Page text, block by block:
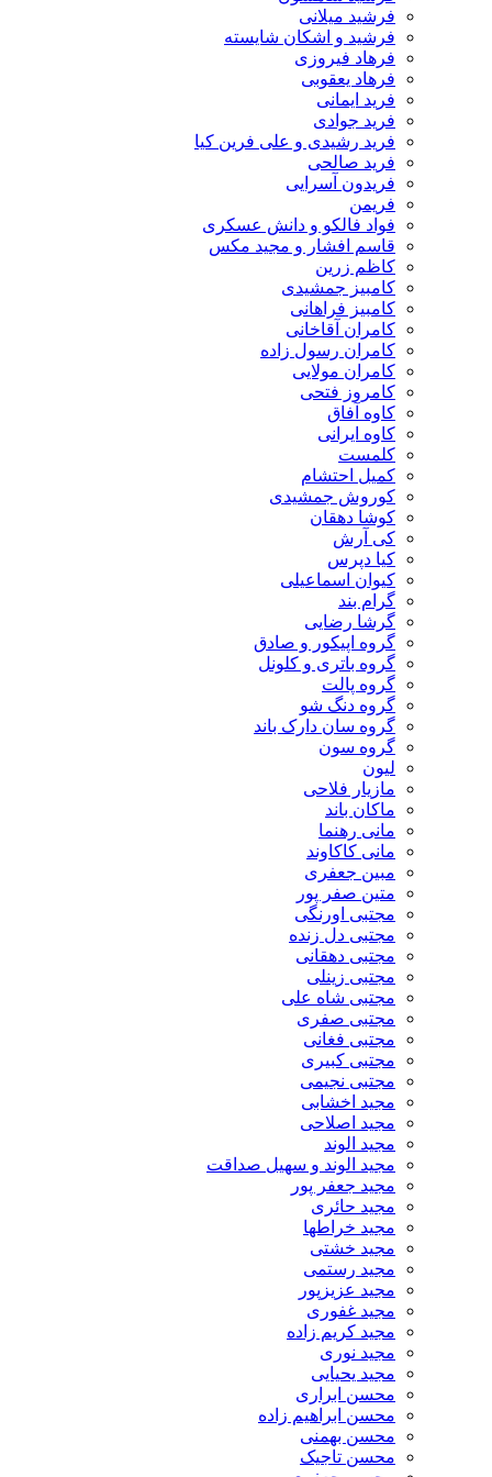
فرشید میلانی
فرشید و اشکان شایسته
فرهاد فیروزی
فرهاد یعقوبی
فرید ایمانی
فرید جوادی
فرید رشیدی و علی فرین کیا
فرید صالحی
فریدون آسرایی
فریمن
فواد فالکو و دانش عسکری
قاسم افشار و مجید مکس
کاظم زرین
کامبیز جمشیدی
کامبیز فراهانی
کامران آقاخانی
کامران رسول زاده
کامران مولایی
کامروز فتحی
کاوه آفاق
کاوه ایرانی
کلمست
کمیل احتشام
کوروش جمشیدی
کوشا دهقان
کی آرش
کیا دپرس
کیوان اسماعیلی
گرام بند
گرشا رضایی
گروه اپیکور و صادق
گروه باتری و کلونل
گروه پالت
گروه دنگ شو
گروه سان دارک باند
گروه سون
لیون
مازیار فلاحی
ماکان باند
مانی رهنما
مانی کاکاوند
مبین جعفری
متین صفر پور
مجتبی اورنگی
مجتبی دل زنده
مجتبی دهقانی
مجتبی زینلی
مجتبی شاه علی
مجتبی صفری
مجتبی فغانی
مجتبی کبیری
مجتبی نجیمی
مجید اخشابی
مجید اصلاحی
مجید الوند‎
مجید الوند و سهیل صداقت
مجید جعفر پور
مجید حائری
مجید خراطها
مجید خشتی
مجید رستمی
مجید عزیزپور
مجید غفوری
مجید کریم زاده
مجید نوری
مجید یحیایی
محسن ابراری
محسن ابراهیم زاده
محسن بهمنی
محسن تاجیک